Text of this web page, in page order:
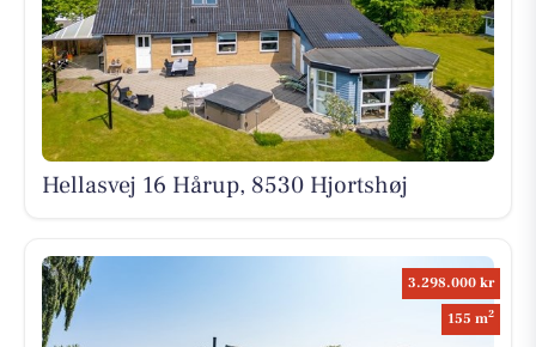
Hellasvej 16 Hårup, 8530 Hjortshøj
3.298.000 kr
155 m2